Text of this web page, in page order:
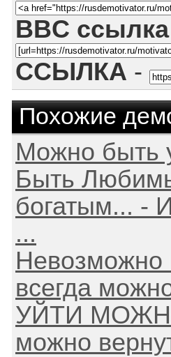
BBC ссылка
ССЫЛКА -
Похожие
Можно быть
Быть
богатым... -
...
Невозможно
всегда
УЙТИ
можно